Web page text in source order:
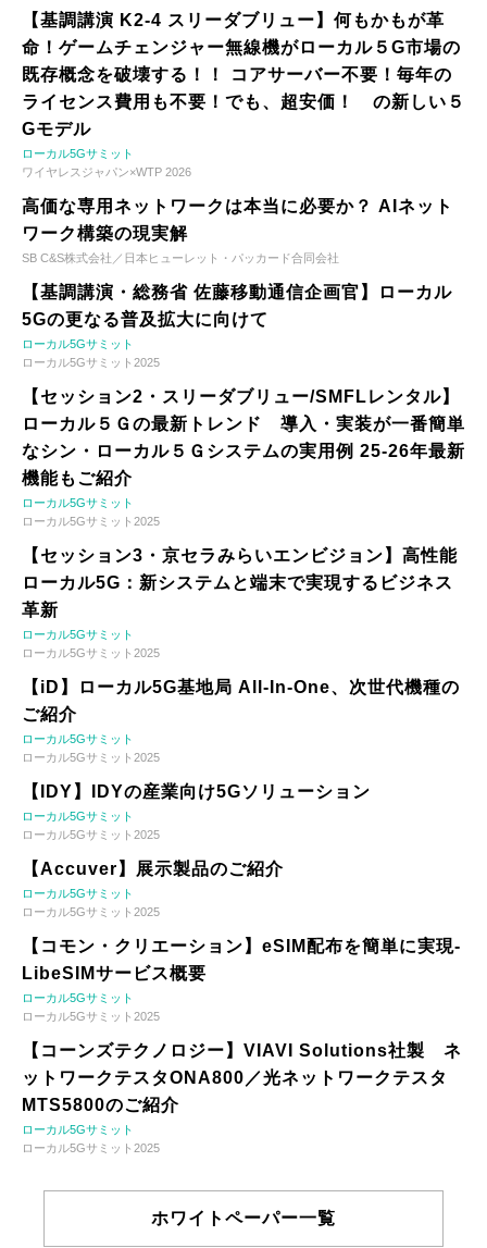
【基調講演 K2-4 スリーダブリュー】何もかもが革
命！ゲームチェンジャー無線機がローカル５G市場の
既存概念を破壊する！！ コアサーバー不要！毎年の
ライセンス費用も不要！でも、超安価！ の新しい５
Gモデル
ローカル5Gサミット
ワイヤレスジャパン×WTP 2026
高価な専用ネットワークは本当に必要か？ AIネット
ワーク構築の現実解
SB C&S株式会社／日本ヒューレット・パッカード合同会社
【基調講演・総務省 佐藤移動通信企画官】ローカル
5Gの更なる普及拡大に向けて
ローカル5Gサミット
ローカル5Gサミット2025
【セッション2・スリーダブリュー/SMFLレンタル】
ローカル５Ｇの最新トレンド 導入・実装が一番簡単
なシン・ローカル５Ｇシステムの実用例 25-26年最新
機能もご紹介
ローカル5Gサミット
ローカル5Gサミット2025
【セッション3・京セラみらいエンビジョン】高性能
ローカル5G：新システムと端末で実現するビジネス
革新
ローカル5Gサミット
ローカル5Gサミット2025
【iD】ローカル5G基地局 All-In-One、次世代機種の
ご紹介
ローカル5Gサミット
ローカル5Gサミット2025
【IDY】IDYの産業向け5Gソリューション
ローカル5Gサミット
ローカル5Gサミット2025
【Accuver】展示製品のご紹介
ローカル5Gサミット
ローカル5Gサミット2025
【コモン・クリエーション】eSIM配布を簡単に実現-
LibeSIMサービス概要
ローカル5Gサミット
ローカル5Gサミット2025
【コーンズテクノロジー】VIAVI Solutions社製 ネ
ットワークテスタONA800／光ネットワークテスタ
MTS5800のご紹介
ローカル5Gサミット
ローカル5Gサミット2025
ホワイトペーパー一覧